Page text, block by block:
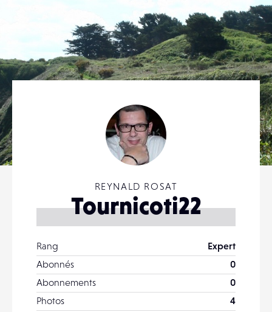
REYNALD ROSAT
Tournicoti22
Rang
Expert
Abonnés
0
Abonnements
0
Photos
4